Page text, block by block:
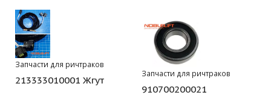
Запчасти для ричтраков
213333010001 Жгут
Запчасти для ричтраков
910700200021